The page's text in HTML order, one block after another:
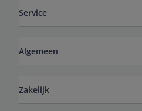
Service
Algemeen
Zakelijk